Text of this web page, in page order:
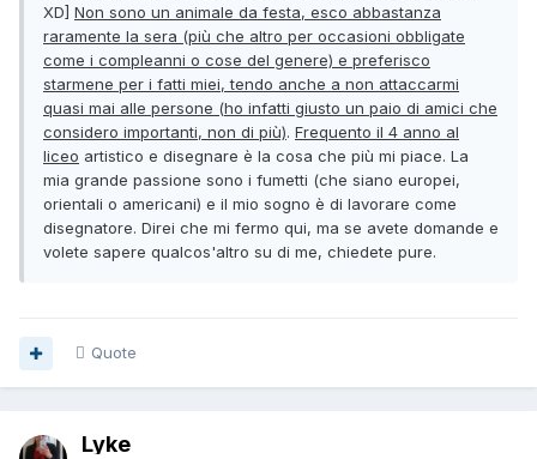
XD] Non sono un animale da festa, esco abbastanza
raramente la sera (più che altro per occasioni obbligate
come i compleanni o cose del genere) e preferisco
starmene per i fatti miei, tendo anche a non attaccarmi
quasi mai alle persone (ho infatti giusto un paio di amici che
considero importanti, non di più). Frequento il 4 anno al
liceo artistico e disegnare è la cosa che più mi piace. La
mia grande passione sono i fumetti (che siano europei,
orientali o americani) e il mio sogno è di lavorare come
disegnatore. Direi che mi fermo qui, ma se avete domande e
volete sapere qualcos'altro su di me, chiedete pure.
Quote
Lyke